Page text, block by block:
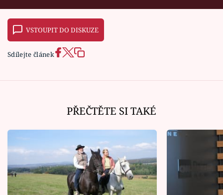
VSTOUPIT DO DISKUZE
Sdílejte článek
PŘEČTĚTE SI TAKÉ